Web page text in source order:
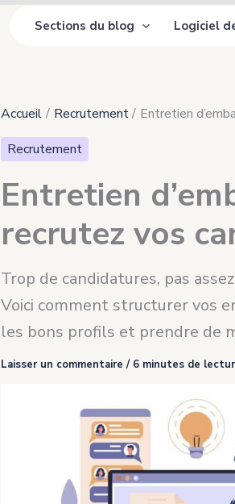
Sections du blog Logiciel
Accueil Recrutement
Entretien
Recrutement
Entretien
recrutez vos
Trop de candidatures, pas
Voici comment structurer vos
les bons profils et prendre de
Laisser un commentaire / 6 minutes de